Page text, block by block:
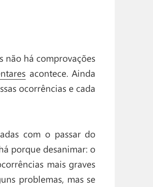
não há comprovações
acontece. Ainda
ocorrências e cada
com o passar do
porque desanimar: o
mais graves
problemas, mas se